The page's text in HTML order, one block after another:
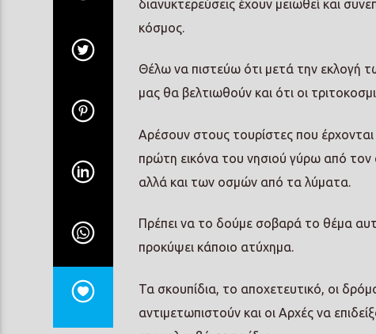
διανυκτερεύσεις έχουν μειωθεί και
κόσμος.
Θέλω να πιστεύω ότι μετά την εκλογή
μας θα βελτιωθούν και ότι οι
Αρέσουν στους τουρίστες που
πρώτη εικόνα του νησιού γύρω από τον
αλλά και των οσμών από τα λύματα.
Πρέπει να το δούμε σοβαρά το θέμα
προκύψει κάποιο ατύχημα.
Τα σκουπίδια, το αποχετευτικό, οι
αντιμετωπιστούν και οι Αρχές να